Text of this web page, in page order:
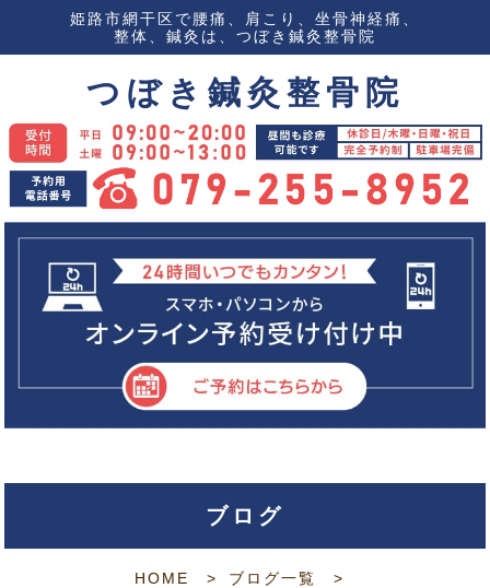
姫路市網干区で腰痛、肩こり、坐骨神経痛、
整体、鍼灸は、つぼき鍼灸整骨院
つぼき鍼灸整骨院
ブログ
HOME
ブログ一覧